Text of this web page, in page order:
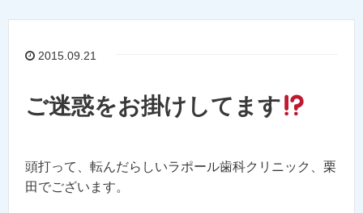
2015.09.21
ご迷惑をお掛けしてます
頭打って、転んだらしいラポール歯科クリニック、栗
田でございます。